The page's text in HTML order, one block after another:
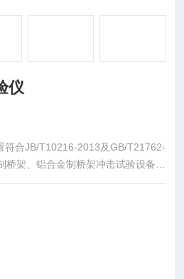
仪
符合JB/T10216-2013及GB/T21762-
架、铝合金制桥架冲击试验设备的
试验设备，可对不同尺寸的电缆桥架